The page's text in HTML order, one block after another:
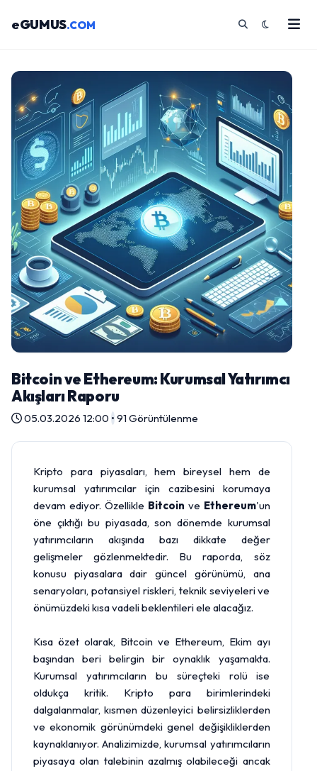
eGUMUS.COM
Bitcoin ve Ethereum: Kurumsal Yatırımcı
Akışları Raporu
05.03.2026 12:00 •91 Görüntülenme
Kripto para piyasaları, hem bireysel hem de
kurumsal yatırımcılar için cazibesini korumaya
devam ediyor. Özellikle Bitcoin ve Ethereum'un
öne çıktığı bu piyasada, son dönemde kurumsal
yatırımcıların akışında bazı dikkate değer
gelişmeler gözlenmektedir. Bu raporda, söz
konusu piyasalara dair güncel görünümü, ana
senaryoları, potansiyel riskleri, teknik seviyeleri ve
önümüzdeki kısa vadeli beklentileri ele alacağız.
Kısa özet olarak, Bitcoin ve Ethereum, Ekim ayı
başından beri belirgin bir oynaklık yaşamakta.
Kurumsal yatırımcıların bu süreçteki rolü ise
oldukça kritik. Kripto para birimlerindeki
dalgalanmalar, kısmen düzenleyici belirsizliklerden
ve ekonomik görünümdeki genel değişikliklerden
kaynaklanıyor. Analizimizde, kurumsal yatırımcıların
piyasaya olan talebinin azalmış olabileceği ancak